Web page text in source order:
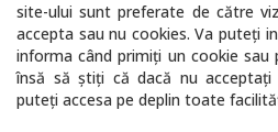
site-ului sunt preferate de către
accepta sau nu cookies. Va puteţi
informa când primiţi un cookie sau
însă să ştiţi că dacă nu
puteţi accesa pe deplin toate